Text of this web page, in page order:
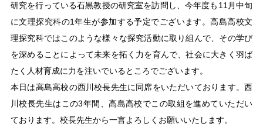
研究を行っている石黒教授の研究室を訪問し、今年度も11月中旬
に文理探究科の1年生が参加する予定でございます。高島高校文
理探究科ではこのような様々な探究活動に取り組んで、その学び
を深めることによって未来を拓く力を育んで、社会に大きく羽ば
たく人材育成に力を注いでいるところでございます。
本日は高島高校の西川校長先生に同席をいただいております。西
川校長先生はこの3年間、高島高校でこの取組を進めていただい
ております。校長先生から一言よろしくお願いいたします。